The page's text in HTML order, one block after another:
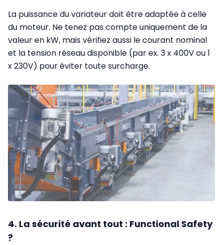
La puissance du variateur doit être adaptée à celle
du moteur. Ne tenez pas compte uniquement de la
valeur en kW, mais vérifiez aussi le courant nominal
et la tension réseau disponible (par ex. 3 x 400V ou 1
x 230V) pour éviter toute surcharge.
4. La sécurité avant tout : Functional Safety
?